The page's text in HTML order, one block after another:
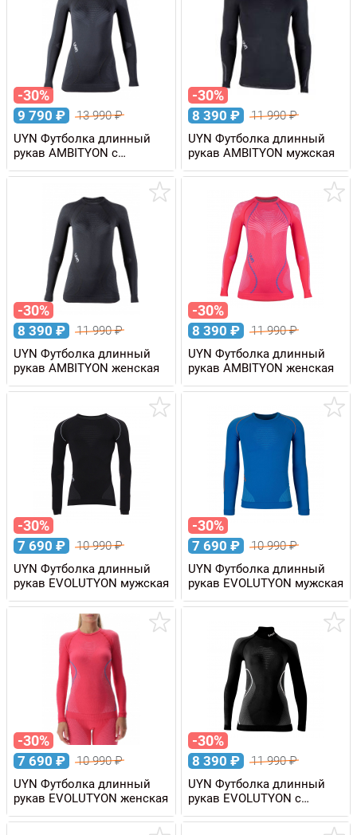
-30%
9 790 ₽ 13 990₽
UYN Футболка длинный
рукав AMBITYON с
высоким воротом,
женская
-30%
8 390 ₽ 11 990₽
UYN Футболка длинный
рукав AMBITYON мужская
-30%
8 390 ₽ 11 990₽
UYN Футболка длинный
рукав AMBITYON женская
-30%
8 390 ₽ 11 990₽
UYN Футболка длинный
рукав AMBITYON женская
-30%
7 690 ₽ 10 990₽
UYN Футболка длинный
рукав EVOLUTYON мужская
-30%
7 690 ₽ 10 990₽
UYN Футболка длинный
рукав EVOLUTYON мужская
-30%
7 690 ₽ 10 990₽
UYN Футболка длинный
рукав EVOLUTYON женская
-30%
8 390 ₽ 11 990₽
UYN Футболка длинный
рукав EVOLUTYON с
высоким воротом,
женская